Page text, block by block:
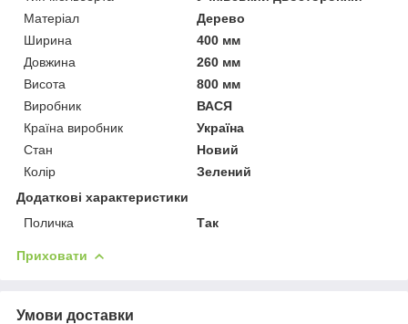
Матеріал
Дерево
Ширина
400 мм
Довжина
260 мм
Висота
800 мм
Виробник
ВАСЯ
Країна виробник
Україна
Стан
Новий
Колір
Зелений
Додаткові характеристики
Поличка
Так
Приховати
Умови доставки